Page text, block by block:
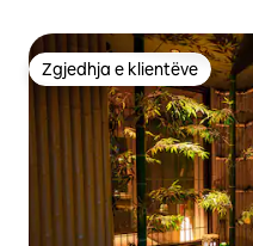
Zgjedhja e klientëve
Zgjedhja e klientëve